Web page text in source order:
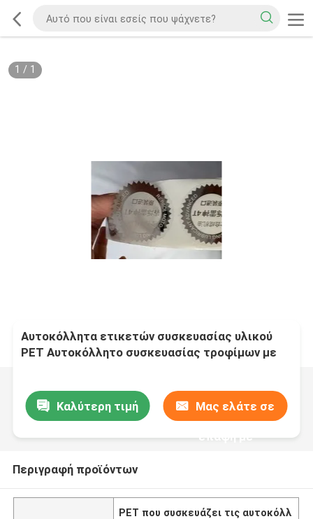
1 / 1
Αυτοκόλλητα ετικετών συσκευασίας υλικού
PET Αυτοκόλλητο συσκευασίας τροφίμων με
Καλύτερη τιμή Μας ελάτε σε
επαφή με
Περιγραφή προϊόντων
PET που συσκευάζει τις αυτοκόλλ